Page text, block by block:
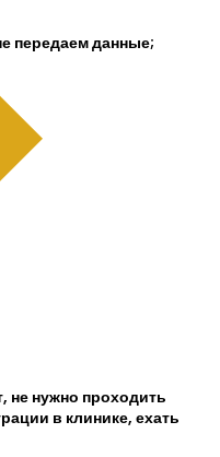
передаем данные;
не нужно проходить
в клинике, ехать